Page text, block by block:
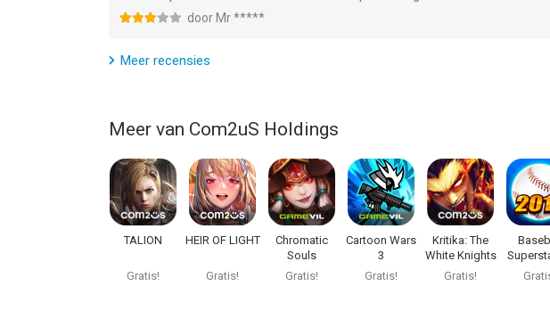
door Mr *****
Meer recensies
Meer van Com2uS Holdings
TALION
Gratis!
HEIR OF LIGHT
Gratis!
Chromatic
Souls
Gratis!
Cartoon Wars
3
Gratis!
Kritika: The
White Knights
Gratis!